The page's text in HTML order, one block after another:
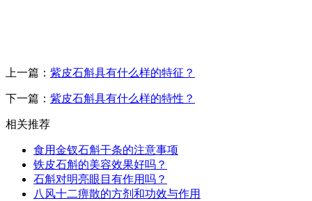
上一篇： 紫皮石斛具有什么样的特征？
下一篇： 紫皮石斛具有什么样的特性？
相关推荐
食用金钗石斛干条的注意事项
铁皮石斛的美容效果好吗？
石斛对明亮眼目有作用吗？
八风十二痹散的方剂和功效与作用